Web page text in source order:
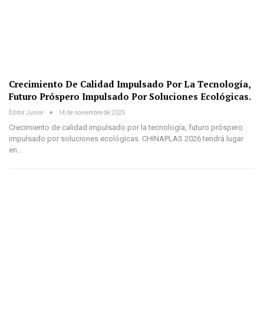
Crecimiento De Calidad Impulsado Por La Tecnología,
Futuro Próspero Impulsado Por Soluciones Ecológicas.
Editor Junior 14 de noviembre de 2025
Crecimiento de calidad impulsado por la tecnología, futuro próspero
impulsado por soluciones ecológicas. CHINAPLAS 2026 tendrá lugar
en…